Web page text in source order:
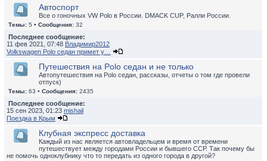
Автоспорт
Все о гоночных VW Polo в России. DMACK CUP, Ралли России.
Темы: 5 • Сообщения: 32
Последнее сообщение:
11 фев 2021, 07:48 Владимир2012
Volkswagen Polo седан примет у…
Путешествия на Polo седан и не только
Автопутешествия на Polo седан, рассказы, отчеты о том где провели
отпуск)
Темы: 63 • Сообщения: 2435
Последнее сообщение:
15 сен 2023, 01:23 mishail
Поездка в Крым
Клубная экспресс доставка
Каждый из нас является автовладельцем и время от времени
путешествует между городами России и бывшего ССР. Так почему бы
не помочь одноклубнику что то передать из одного города в другой?